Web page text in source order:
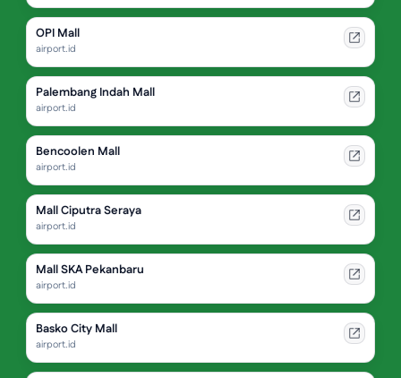
OPI Mall
airport.id
Palembang Indah Mall
airport.id
Bencoolen Mall
airport.id
Mall Ciputra Seraya
airport.id
Mall SKA Pekanbaru
airport.id
Basko City Mall
airport.id